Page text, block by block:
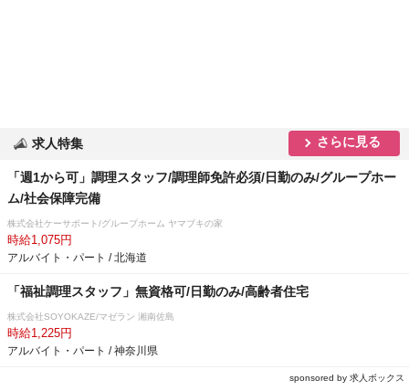
求人特集 さらに見る
「週1から可」調理スタッフ/調理師免許必須/日勤のみ/グループホー
ム/社会保障完備
株式会社ケーサポート/グループホーム ヤマブキの家
時給1,075円
アルバイト・パート / 北海道
「福祉調理スタッフ」無資格可/日勤のみ/高齢者住宅
株式会社SOYOKAZE/マゼラン 湘南佐島
時給1,225円
アルバイト・パート / 神奈川県
sponsored by 求人ボックス